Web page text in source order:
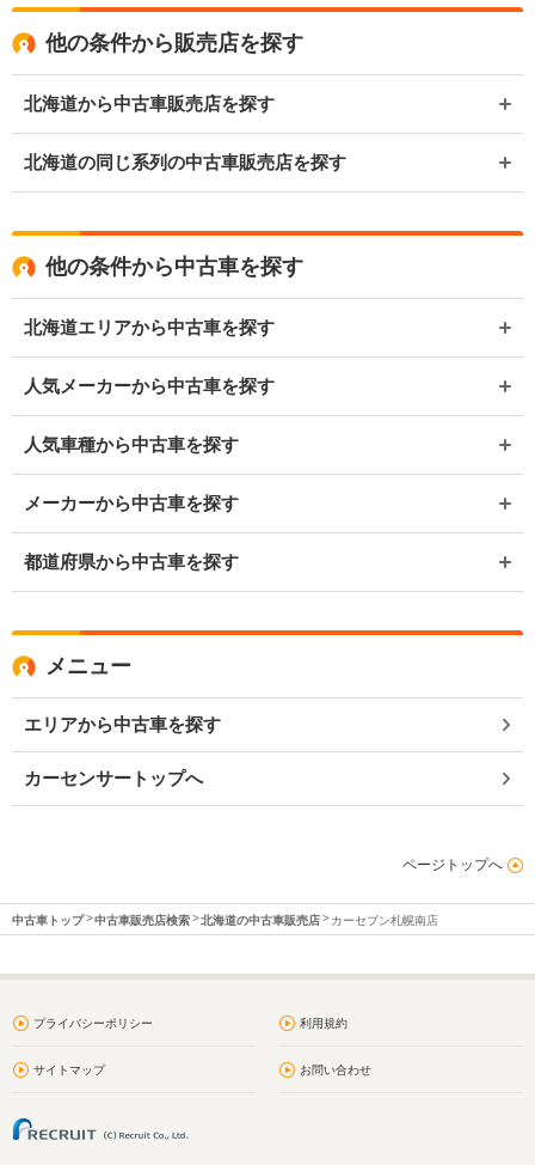
他の条件から販売店を探す
北海道から中古車販売店を探す
北海道の同じ系列の中古車販売店を探す
他の条件から中古車を探す
北海道エリアから中古車を探す
人気メーカーから中古車を探す
人気車種から中古車を探す
メーカーから中古車を探す
都道府県から中古車を探す
メニュー
エリアから中古車を探す
カーセンサートップへ
ページトップへ
中古車トップ 中古車販売店検索 北海道の中古車販売店 カーセブン札幌南店
プライバシーポリシー 利用規約
サイトマップ お問い合わせ